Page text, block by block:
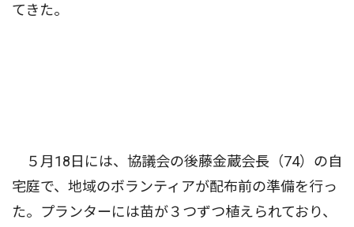
てきた。
５月18日には、協議会の後藤金蔵会長（74）の自
宅庭で、地域のボランティアが配布前の準備を行っ
た。プランターには苗が３つずつ植えられており、